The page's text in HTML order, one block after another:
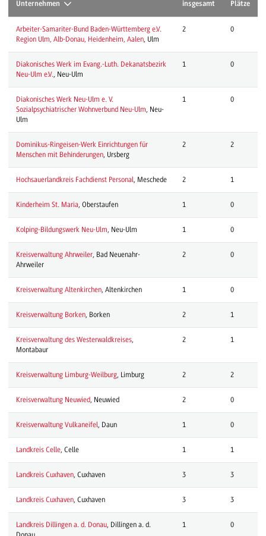
Unternehmen
insgesamt
Plätze
Arbeiter-Samariter-Bund Baden-Württemberg e.V.
Region Ulm, Alb-Donau, Heidenheim, Aalen, Ulm
2 0
Diakonisches Werk im Evang.-Luth. Dekanatsbezirk
Neu-Ulm e.V., Neu-Ulm
1 0
Diakonisches Werk Neu-Ulm e. V.
Sozialpsychiatrischer Wohnverbund Neu-Ulm, Neu-
Ulm
1 0
Dominikus-Ringeisen-Werk Einrichtungen für
Menschen mit Behinderungen, Ursberg
2 2
Hochsauerlandkreis Fachdienst Personal, Meschede 2 1
Kinderheim St. Maria, Oberstaufen 1 0
Kolping-Bildungswerk Neu-Ulm, Neu-Ulm 1 0
Kreisverwaltung Ahrweiler, Bad Neuenahr-
Ahrweiler
2 0
Kreisverwaltung Altenkirchen, Altenkirchen 1 0
Kreisverwaltung Borken, Borken 2 1
Kreisverwaltung des Westerwaldkreises,
Montabaur
2 1
Kreisverwaltung Limburg-Weilburg, Limburg 2 2
Kreisverwaltung Neuwied, Neuwied 2 0
Kreisverwaltung Vulkaneifel, Daun 1 0
Landkreis Celle, Celle 1 1
Landkreis Cuxhaven, Cuxhaven 3 3
Landkreis Cuxhaven, Cuxhaven 3 3
Landkreis Dillingen a. d. Donau, Dillingen a. d.
1 0